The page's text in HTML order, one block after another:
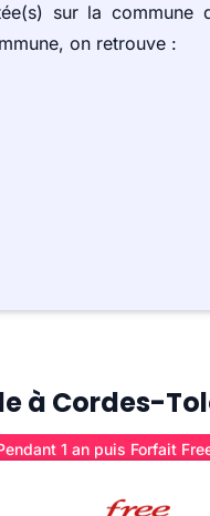
sur la commune
on retrouve :
à Cordes-
1 an puis Forfait